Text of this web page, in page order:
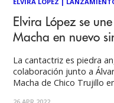
Elvira López se
Macha en nuevo
La cantactriz es piedra
colaboración junto a
Macha de Chico Trujillo